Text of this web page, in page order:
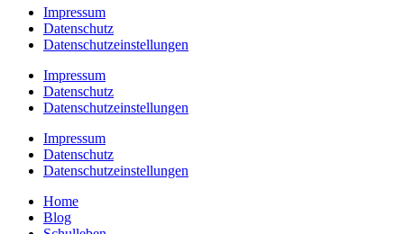
Impressum
Datenschutz
Datenschutzeinstellungen
Impressum
Datenschutz
Datenschutzeinstellungen
Impressum
Datenschutz
Datenschutzeinstellungen
Home
Blog